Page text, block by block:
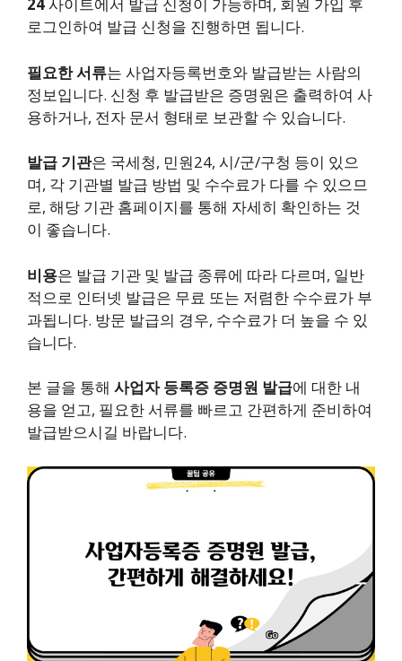
로그인하여 발급 신청을 진행하면 됩니다.
필요한 서류는 사업자등록번호와 발급받는 사람의
정보입니다. 신청 후 발급받은 증명원은 출력하여 사
용하거나, 전자 문서 형태로 보관할 수 있습니다.
발급 기관은 국세청, 민원24, 시/군/구청 등이 있으
며, 각 기관별 발급 방법 및 수수료가 다를 수 있으므
로, 해당 기관 홈페이지를 통해 자세히 확인하는 것
이 좋습니다.
비용은 발급 기관 및 발급 종류에 따라 다르며, 일반
적으로 인터넷 발급은 무료 또는 저렴한 수수료가 부
과됩니다. 방문 발급의 경우, 수수료가 더 높을 수 있
습니다.
본 글을 통해 사업자 등록증 증명원 발급에 대한 내
용을 얻고, 필요한 서류를 빠르고 간편하게 준비하여
발급받으시길 바랍니다.